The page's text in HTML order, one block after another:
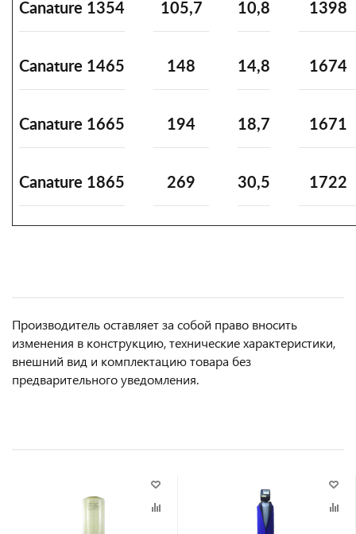
Canature 1354 105,7 10,8 1398
Canature 1465 148 14,8 1674
Canature 1665 194 18,7 1671
Canature 1865 269 30,5 1722
Производитель оставляет за собой право вносить
изменения в конструкцию, технические характеристики,
внешний вид и комплектацию товара без
предварительного уведомления.